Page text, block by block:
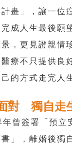
畫」，讓一位
成人生最後願
，更見證親情
療不只提供良
的方式走完人
對 獨自走
曾簽署「預立
」，離婚後獨